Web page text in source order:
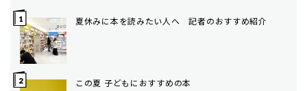
夏休みに本を読みたい人へ 記者のおすすめ紹介
この夏 子どもにおすすめの本